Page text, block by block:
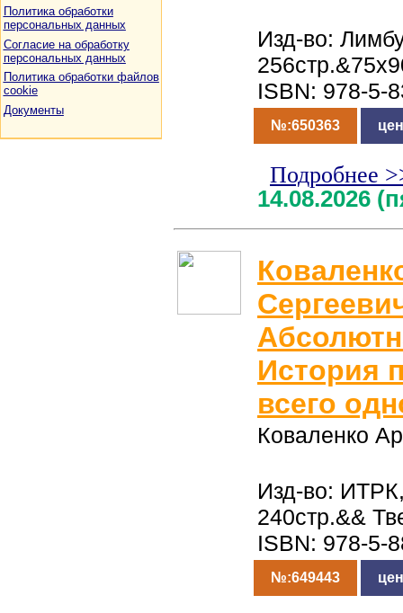
Политика обработки
персональных данных
Согласие на обработку
персональных данных
Политика обработки файлов
cookie
Документы
Изд-во:
ISBN: 978-5-
№:650363
Подробнее
14.08.2026
История
всего
Коваленко
Изд-во:
240стр.&&
ISBN: 978-5-
№:649443